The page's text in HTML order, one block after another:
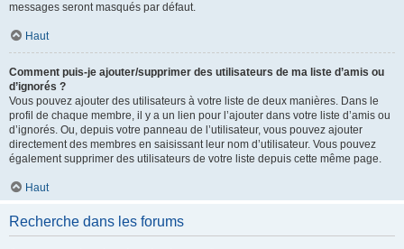
messages seront masqués par défaut.
Haut
Comment puis-je ajouter/supprimer des utilisateurs de ma liste d’amis ou
d’ignorés ?
Vous pouvez ajouter des utilisateurs à votre liste de deux manières. Dans le
profil de chaque membre, il y a un lien pour l’ajouter dans votre liste d’amis ou
d’ignorés. Ou, depuis votre panneau de l’utilisateur, vous pouvez ajouter
directement des membres en saisissant leur nom d’utilisateur. Vous pouvez
également supprimer des utilisateurs de votre liste depuis cette même page.
Haut
Recherche dans les forums